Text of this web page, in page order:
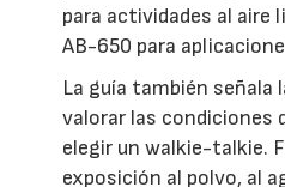
para actividades al aire
AB-650 para
La guía también señala
valorar las condiciones
elegir un walkie-talkie.
exposición al polvo, al